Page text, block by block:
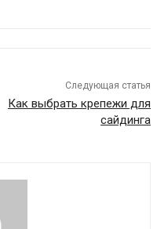
Следующая статья
Как выбрать крепежи для
сайдинга